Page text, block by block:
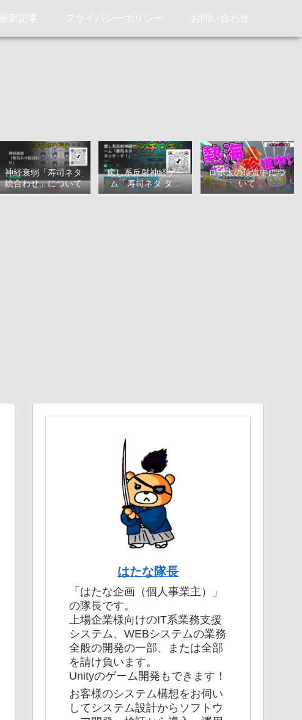
最新記事 プライバシーポリシー お問い合わせ
神経衰弱「寿司ネタ
絵合わせ」について
癒し系反射神経ゲー
ム「寿司ネタ タッ
チ・チ！」
ロボ太の珍道中につ
いて
はたな隊長
「はたな企画（個人事業主）」
の隊長です。
上場企業様向けのIT系業務支援
システム、WEBシステムの業務
全般の開発の一部、または全部
を請け負います。
Unityのゲーム開発もできます！
お客様のシステム構想をお伺い
してシステム設計からソフトウ